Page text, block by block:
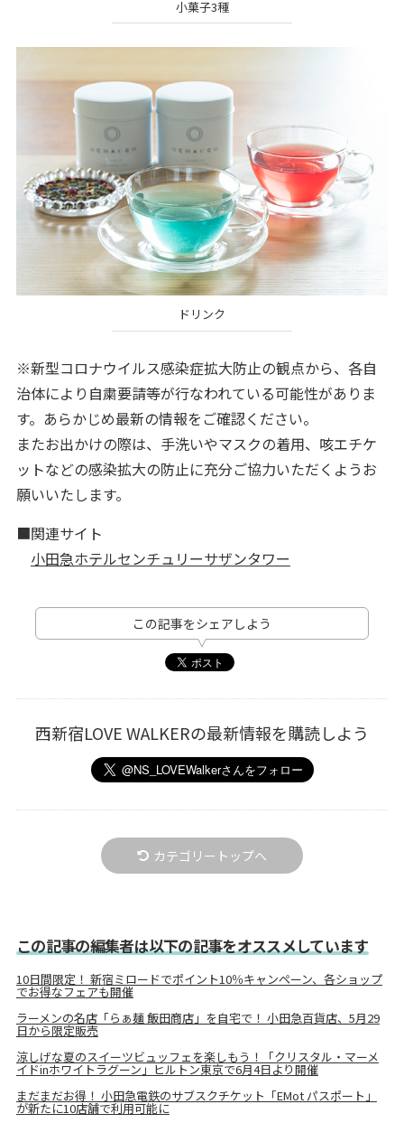
小菓子3種
ドリンク
※新型コロナウイルス感染症拡大防止の観点から、各自
治体により自粛要請等が行なわれている可能性がありま
す。あらかじめ最新の情報をご確認ください。
またお出かけの際は、手洗いやマスクの着用、咳エチケ
ットなどの感染拡大の防止に充分ご協力いただくようお
願いいたします。
■関連サイト
小田急ホテルセンチュリーサザンタワー
この記事をシェアしよう
西新宿LOVE WALKERの最新情報を購読しよう
カテゴリートップへ
この記事の編集者は以下の記事をオススメしています
10日間限定！ 新宿ミロードでポイント10％キャンペーン、各ショップ
でお得なフェアも開催
ラーメンの名店「らぁ麺 飯田商店」を自宅で！ 小田急百貨店、5月29
日から限定販売
涼しげな夏のスイーツビュッフェを楽しもう！「クリスタル・マーメ
イドinホワイトラグーン」ヒルトン東京で6月4日より開催
まだまだお得！ 小田急電鉄のサブスクチケット「EMot パスポート」
が新たに10店舗で利用可能に